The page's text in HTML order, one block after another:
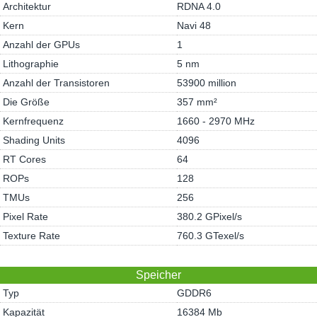
Architektur
RDNA 4.0
Kern
Navi 48
Anzahl der GPUs
1
Lithographie
5 nm
Anzahl der Transistoren
53900 million
Die Größe
357 mm²
Kernfrequenz
1660 - 2970 MHz
Shading Units
4096
RT Cores
64
ROPs
128
TMUs
256
Pixel Rate
380.2 GPixel/s
Texture Rate
760.3 GTexel/s
Speicher
Typ
GDDR6
Kapazität
16384 Mb